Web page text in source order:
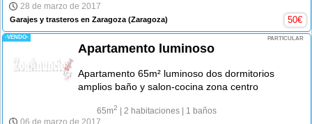
28 de marzo de 2017
Garajes y trasteros en Zaragoza (Zaragoza) 50€
-VENDO- PARTICULAR
Apartamento luminoso
Apartamento 65m² luminoso dos dormitorios
amplios baño y salon-cocina zona centro
65m2 | 2 habitaciones | 1 baños
06 de marzo de 2017